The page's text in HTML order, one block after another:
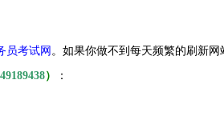
员考试网 。 如果你做不到每天频繁的刷新
） ：